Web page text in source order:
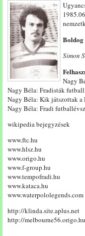
Boldog
Simon
Nagy
Nagy Béla: Fradisták
Nagy Béla: Kik játszottak a
Nagy Béla: Fradi
wikipedia bejegyzések
www.ftc.hu
www.hlsz.hu
www.origo.hu
www.f-group.hu
www.tempofradi.hu
www.kataca.hu
www.waterpololegends.com
http://klinda.site.aplus.net
http://